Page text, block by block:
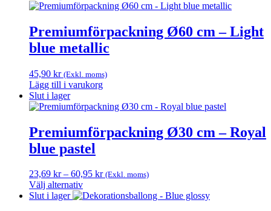
Premiumförpackning Ø60 cm – Light
blue metallic
45,90 kr (Exkl. moms)
Lägg till i varukorg
Slut i lager
Premiumförpackning Ø30 cm – Royal
blue pastel
23,69 kr – 60,95 krPrisintervall:
till
(Exkl. moms)
Välj alternativ
Den
Slut i lager